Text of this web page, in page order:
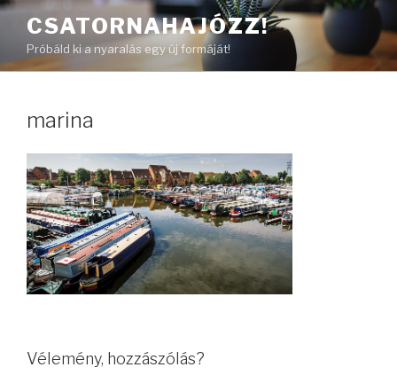
Tartalomhoz
CSATORNAHAJÓZZ!
Próbáld ki a nyaralás egy új formáját!
marina
Vélemény, hozzászólás?